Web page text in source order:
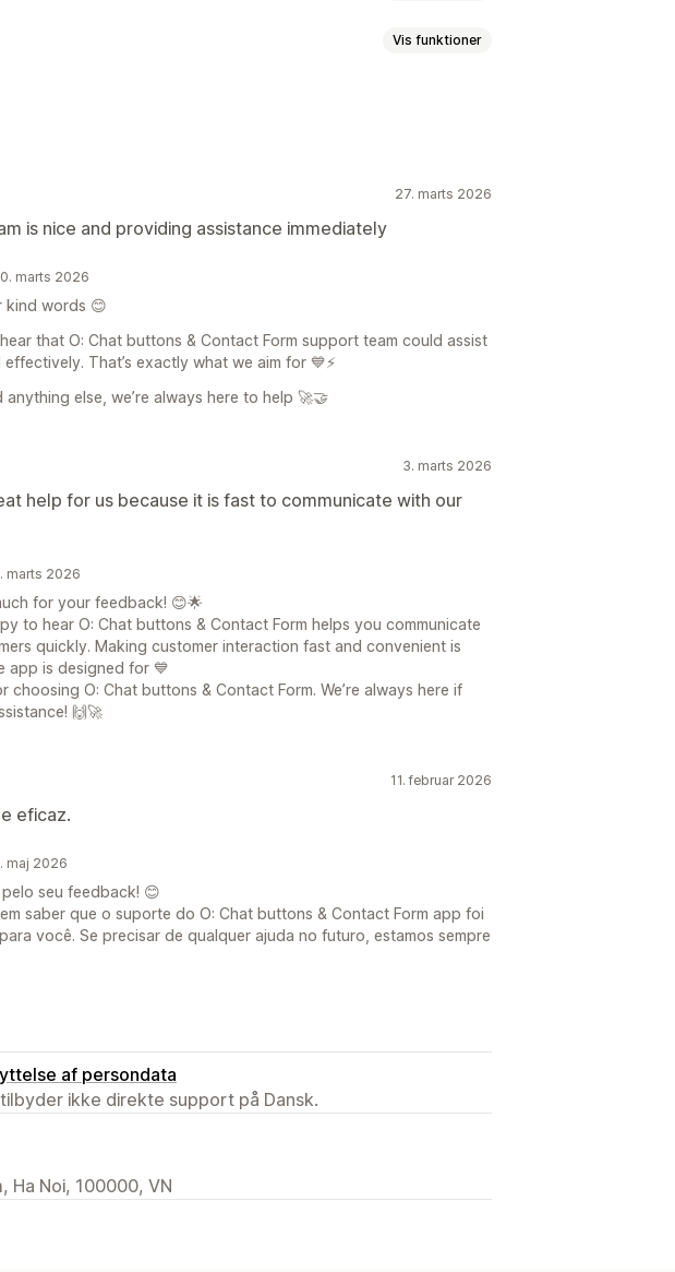
Vis funktioner
Mailskabeloner
synkronisering
Historik Analyser
27. marts 2026
is nice and providing assistance immediately
marts 2026
kind words 😊
that O: Chat buttons & Contact Form support team could assist
That’s exactly what we aim for 💙⚡
else, we’re always here to help 🚀🤝
3. marts 2026
help for us because it is fast to communicate with our
marts 2026
for your feedback! 😊🌟
to hear O: Chat buttons & Contact Form helps you communicate
quickly. Making customer interaction fast and convenient is
app is designed for 💙
choosing O: Chat buttons & Contact Form. We’re always here if
🙌🚀
11. februar 2026
eficaz.
maj 2026
seu feedback! 😊
saber que o suporte do O: Chat buttons & Contact Form app foi
você. Se precisar de qualquer ajuda no futuro, estamos sempre
af persondata
ikke direkte support på Dansk.
Ha Noi, 100000, VN